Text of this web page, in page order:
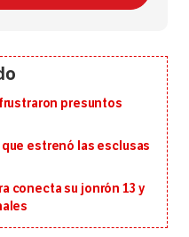
presuntos
estrenó las esclusas
conecta su jonrón 13 y